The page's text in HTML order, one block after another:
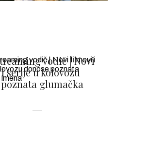
vodič | Novi
serije u kolovozu
glumačka